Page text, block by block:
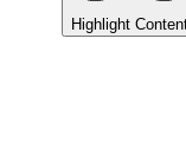
Highlight